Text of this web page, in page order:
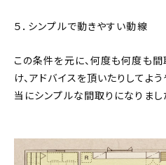
５．シンプルで動きやすい動線
この条件を元に、何度も何度も
け、アドバイスを頂いたりしてよ
当にシンプルな間取りになりまし